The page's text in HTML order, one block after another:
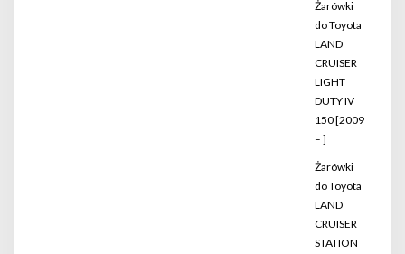
Żarówki
do Toyota
LAND
CRUISER
LIGHT
DUTY IV
150 [2009
– ]
Żarówki
do Toyota
LAND
CRUISER
STATION